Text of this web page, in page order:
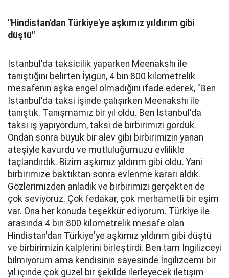
"Hindistan'dan Türkiye'ye aşkımız yıldırım gibi
düştü"
İstanbul'da taksicilik yaparken Meenakshı ile
tanıştığını belirten İyigün, 4 bin 800 kilometrelik
mesafenin aşka engel olmadığını ifade ederek, "Ben
İstanbul'da taksi işinde çalışırken Meenakshı ile
tanıştık. Tanışmamız bir yıl oldu. Ben İstanbul'da
taksi iş yapıyordum, taksi de birbirimizi gördük.
Ondan sonra büyük bir alev gibi birbirimizin yanan
ateşiyle kavurdu ve mutluluğumuzu evlilikle
taçlandırdık. Bizim aşkımız yıldırım gibi oldu. Yani
birbirimize baktıktan sonra evlenme kararı aldık.
Gözlerimizden anladık ve birbirimizi gerçekten de
çok seviyoruz. Çok fedakar, çok merhametli bir eşim
var. Ona her konuda teşekkür ediyorum. Türkiye ile
arasında 4 bin 800 kilometrelik mesafe olan
Hindistan'dan Türkiye'ye aşkımız yıldırım gibi düştü
ve birbirimizin kalplerini birleştirdi. Ben tam İngilizceyi
bilmiyorum ama kendisinin sayesinde İngilizcemi bir
yıl içinde çok güzel bir şekilde ilerleyecek iletişim